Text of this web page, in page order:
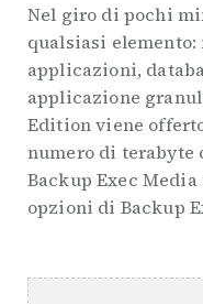
Nel giro di pochi
qualsiasi
applicazioni,
applicazione
Edition viene
numero di terabyte
Backup Exec
opzioni di Backup